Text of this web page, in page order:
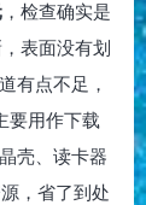
，检查确实是
表面没有划
有点不足，
要用作下载
壳、读卡器
，省了到处